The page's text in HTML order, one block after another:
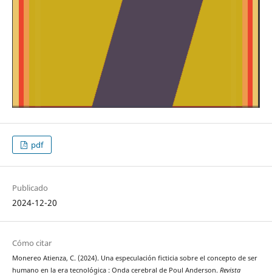
pdf
Publicado
2024-12-20
Cómo citar
Monereo Atienza, C. (2024). Una especulación ficticia sobre el concepto de ser
humano en la era tecnológica : Onda cerebral de Poul Anderson. Revista